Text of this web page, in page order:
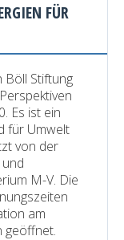
FÜR
Böll Stiftung
Es ist ein
für Umwelt
von der
M-V. Die
am
geöffnet.